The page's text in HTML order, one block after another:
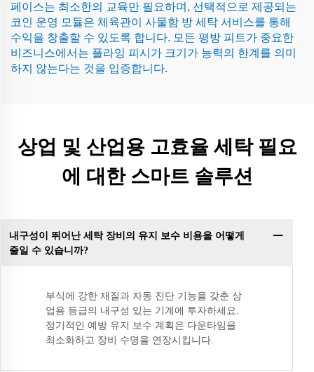
페이스는 최소한의 교육만 필요하며, 선택적으로 제공되는
코인 운영 모듈은 체육관이 사물함 방 세탁 서비스를 통해
수익을 창출할 수 있도록 합니다. 모든 평방 피트가 중요한
비즈니스에서는 플라잉 피시가 크기가 능력의 한계를 의미
하지 않는다는 것을 입증합니다.
상업 및 산업용 고효율 세탁 필요
에 대한 스마트 솔루션
내구성이 뛰어난 세탁 장비의 유지 보수 비용을 어떻게
줄일 수 있습니까?
부식에 강한 재질과 자동 진단 기능을 갖춘 상
업용 등급의 내구성 있는 기계에 투자하세요.
정기적인 예방 유지 보수 계획은 다운타임을
최소화하고 장비 수명을 연장시킵니다.